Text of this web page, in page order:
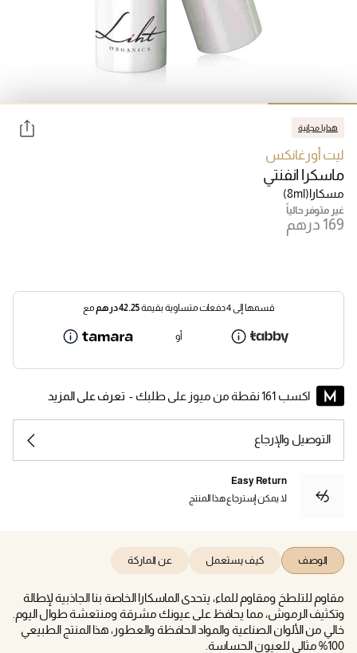
هدايا مجانية
ليت أورغانكس
ماسكرا انفنتي
مسكارا(8ml)
غير متوفر حالياً
قسمها إلى 4 دفعات متساوية بقيمة 42.25درهممع
أو
اكسب 161 نقطة من ميوز على طلبك - تعرف على المزيد
التوصيل والإرجاع
Easy Return
لا يمكن إسترجاع هذا المنتج
الوصف كيف يستعمل عن الماركة
مقاوم للتلطخ ومقاوم للماء، يتحدى الماسكارا الخاصة بنا الجاذبية لإطالة
وتكثيف الرموش، مما يحافظ على عيونك مشرقة ومنتعشة طوال اليوم.
خالي من الألوان الصناعية والمواد الحافظة والعطور، هذا المنتج الطبيعي
100% مثالي للعيون الحساسة.